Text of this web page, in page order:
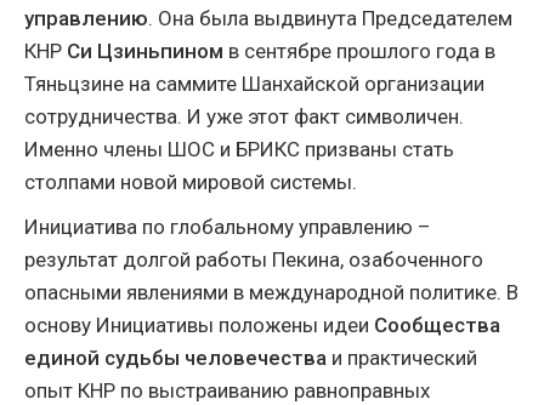
управлению. Она была выдвинута Председателем
КНР Си Цзиньпином в сентябре прошлого года в
Тяньцзине на саммите Шанхайской организации
сотрудничества. И уже этот факт символичен.
Именно члены ШОС и БРИКС призваны стать
столпами новой мировой системы.
Инициатива по глобальному управлению –
результат долгой работы Пекина, озабоченного
опасными явлениями в международной политике. В
основу Инициативы положены идеи Сообщества
единой судьбы человечества и практический
опыт КНР по выстраиванию равноправных